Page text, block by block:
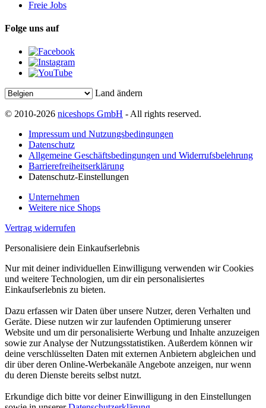
Freie Jobs
Folge uns auf
Land ändern
© 2010-2026 niceshops GmbH - All rights reserved.
Impressum und Nutzungsbedingungen
Datenschutz
Allgemeine Geschäftsbedingungen und Widerrufsbelehrung
Barrierefreiheitserklärung
Datenschutz-Einstellungen
Unternehmen
Weitere nice Shops
Vertrag widerrufen
Personalisiere dein Einkaufserlebnis
Nur mit deiner individuellen Einwilligung verwenden wir Cookies
und weitere Technologien, um dir ein personalisiertes
Einkaufserlebnis zu bieten.
Dazu erfassen wir Daten über unsere Nutzer, deren Verhalten und
Geräte. Diese nutzen wir zur laufenden Optimierung unserer
Website und um dir personalisierte Werbung und Inhalte anzuzeigen
sowie zur Analyse der Nutzungsstatistiken. Außerdem können wir
deine verschlüsselten Daten mit externen Anbietern abgleichen und
dir über deren Online-Werbekanäle Angebote anzeigen, nur wenn
du deren Dienste bereits selbst nutzt.
Erkundige dich bitte vor deiner Einwilligung in den Einstellungen